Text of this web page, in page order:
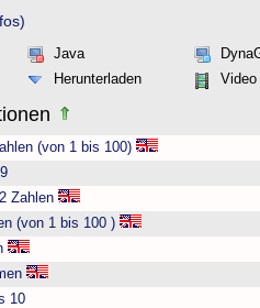
Java
Herunterladen Video
(von 1 bis 100)
Zahlen
(von 1 bis 100 )
10